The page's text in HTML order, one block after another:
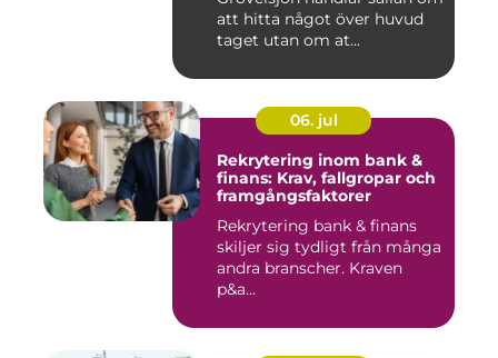
att hitta något över huvud
taget utan om at...
06. jul
Rekrytering inom bank &
finans: Krav, fallgropar och
framgångsfaktorer
Rekrytering bank & finans
skiljer sig tydligt från många
andra branscher. Kraven
p&a...